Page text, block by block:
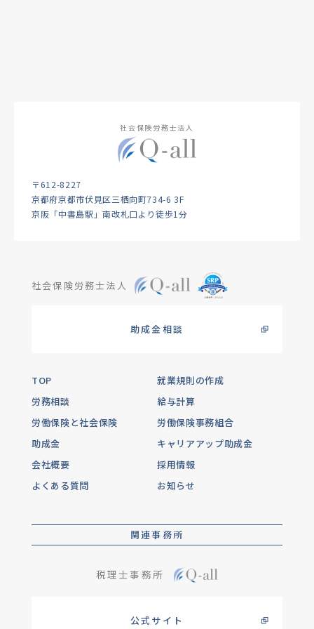
社会保険労務士法人
〒612-8227
京都府京都市伏見区三栖向町734-6 3F
京阪「中書島駅」南改札口より徒歩1分
社会保険労務士法人
助成金相談
TOP
就業規則の作成
労務相談
給与計算
労働保険と社会保険
労働保険事務組合
助成金
キャリアアップ助成金
会社概要
採用情報
よくある質問
お知らせ
関連事務所
税理士事務所
公式サイト